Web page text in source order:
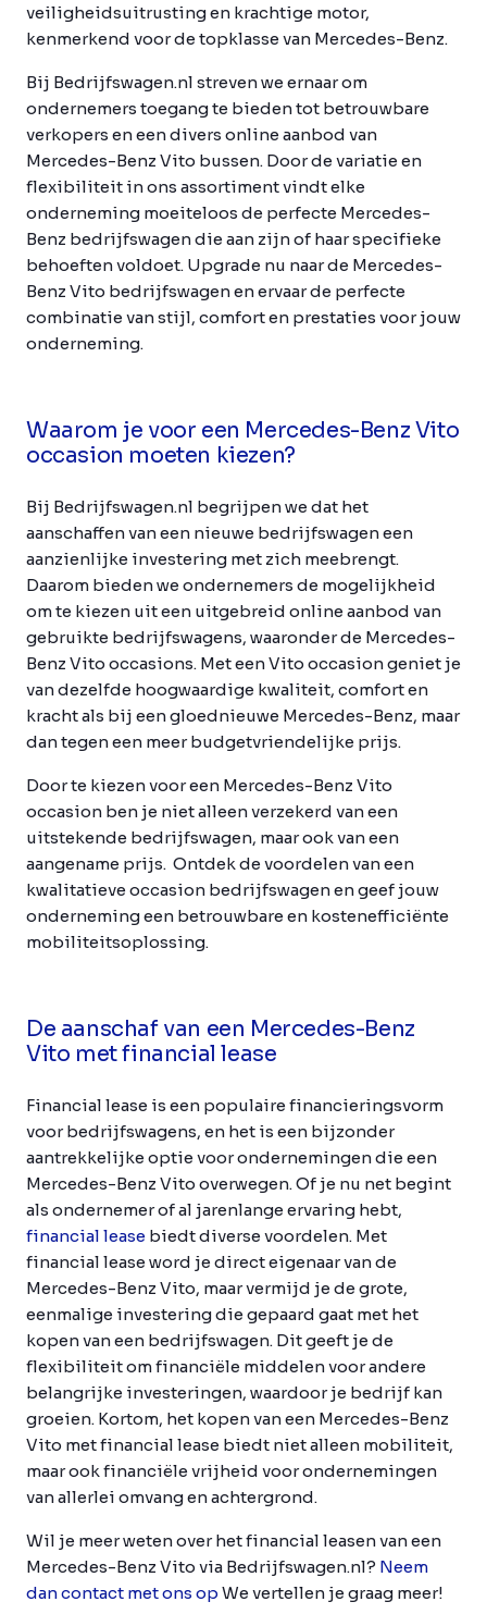
veiligheidsuitrusting en krachtige motor,
kenmerkend voor de topklasse van Mercedes-Benz.
Bij Bedrijfswagen.nl streven we ernaar om
ondernemers toegang te bieden tot betrouwbare
verkopers en een divers online aanbod van
Mercedes-Benz Vito bussen. Door de variatie en
flexibiliteit in ons assortiment vindt elke
onderneming moeiteloos de perfecte Mercedes-
Benz bedrijfswagen die aan zijn of haar specifieke
behoeften voldoet. Upgrade nu naar de Mercedes-
Benz Vito bedrijfswagen en ervaar de perfecte
combinatie van stijl, comfort en prestaties voor jouw
onderneming.
Waarom je voor een Mercedes-Benz Vito
occasion moeten kiezen?
Bij Bedrijfswagen.nl begrijpen we dat het
aanschaffen van een nieuwe bedrijfswagen een
aanzienlijke investering met zich meebrengt.
Daarom bieden we ondernemers de mogelijkheid
om te kiezen uit een uitgebreid online aanbod van
gebruikte bedrijfswagens, waaronder de Mercedes-
Benz Vito occasions. Met een Vito occasion geniet je
van dezelfde hoogwaardige kwaliteit, comfort en
kracht als bij een gloednieuwe Mercedes-Benz, maar
dan tegen een meer budgetvriendelijke prijs.
Door te kiezen voor een Mercedes-Benz Vito
occasion ben je niet alleen verzekerd van een
uitstekende bedrijfswagen, maar ook van een
aangename prijs. Ontdek de voordelen van een
kwalitatieve occasion bedrijfswagen en geef jouw
onderneming een betrouwbare en kostenefficiënte
mobiliteitsoplossing.
De aanschaf van een Mercedes-Benz
Vito met financial lease
Financial lease is een populaire financieringsvorm
voor bedrijfswagens, en het is een bijzonder
aantrekkelijke optie voor ondernemingen die een
Mercedes-Benz Vito overwegen. Of je nu net begint
als ondernemer of al jarenlange ervaring hebt,
financial lease biedt diverse voordelen. Met
financial lease word je direct eigenaar van de
Mercedes-Benz Vito, maar vermijd je de grote,
eenmalige investering die gepaard gaat met het
kopen van een bedrijfswagen. Dit geeft je de
flexibiliteit om financiële middelen voor andere
belangrijke investeringen, waardoor je bedrijf kan
groeien. Kortom, het kopen van een Mercedes-Benz
Vito met financial lease biedt niet alleen mobiliteit,
maar ook financiële vrijheid voor ondernemingen
van allerlei omvang en achtergrond.
Wil je meer weten over het financial leasen van een
Mercedes-Benz Vito via Bedrijfswagen.nl? Neem
dan contact met ons op We vertellen je graag meer!